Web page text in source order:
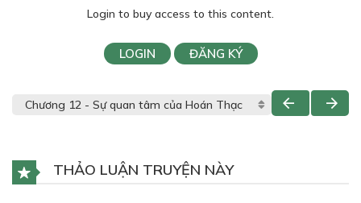
Login to buy access to this content.
LOGIN ĐĂNG KÝ
THẢO LUẬN TRUYỆN NÀY